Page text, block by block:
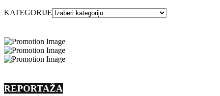
KATEGORIJE
REPORTAŽA